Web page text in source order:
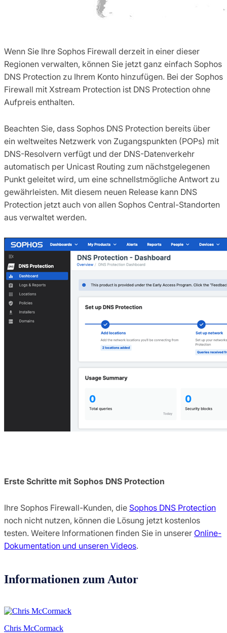
Wenn Sie Ihre Sophos Firewall derzeit in einer dieser
Regionen verwalten, können Sie jetzt ganz einfach Sophos
DNS Protection zu Ihrem Konto hinzufügen. Bei der Sophos
Firewall mit Xstream Protection ist DNS Protection ohne
Aufpreis enthalten.
Beachten Sie, dass Sophos DNS Protection bereits über
ein weltweites Netzwerk von Zugangspunkten (POPs) mit
DNS-Resolvern verfügt und der DNS-Datenverkehr
automatisch per Unicast Routing zum nächstgelegenen
Punkt geleitet wird, um eine schnellstmögliche Antwort zu
gewährleisten. Mit diesem neuen Release kann DNS
Protection jetzt auch von allen Sophos Central-Standorten
aus verwaltet werden.
Erste Schritte mit Sophos DNS Protection
Ihre Sophos Firewall-Kunden, die Sophos DNS Protection
noch nicht nutzen, können die Lösung jetzt kostenlos
testen. Weitere Informationen finden Sie in unserer Online-
Dokumentation und unseren Videos.
Informationen zum Autor
Chris McCormack